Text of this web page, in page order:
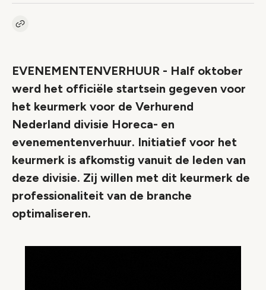
Kopieer link naar artikel
EVENEMENTENVERHUUR - Half oktober
werd het officiële startsein gegeven voor
het keurmerk voor de Verhurend
Nederland divisie Horeca- en
evenementenverhuur. Initiatief voor het
keurmerk is afkomstig vanuit de leden van
deze divisie. Zij willen met dit keurmerk de
professionaliteit van de branche
optimaliseren.